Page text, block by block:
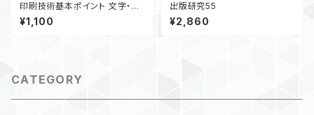
印刷技術基本ポイント 文字・書
体編
¥1,100
出版研究55
¥2,860
CATEGORY